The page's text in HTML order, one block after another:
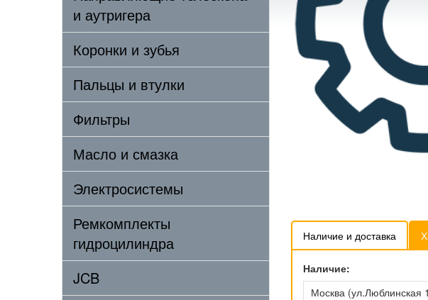
и аутригера
Коронки и зубья
Пальцы и втулки
Фильтры
Масло и смазка
Электросистемы
Ремкомплекты
гидроцилиндра
JCB
Наличие и доставка
Наличие:
Москва (ул.Люблинская